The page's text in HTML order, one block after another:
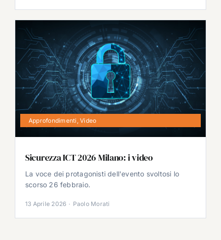
Approfondimenti ,Video
Sicurezza ICT 2026 Milano: i video
La voce dei protagonisti dell'evento svoltosi lo
scorso 26 febbraio.
13 Aprile 2026 · Paolo Morati